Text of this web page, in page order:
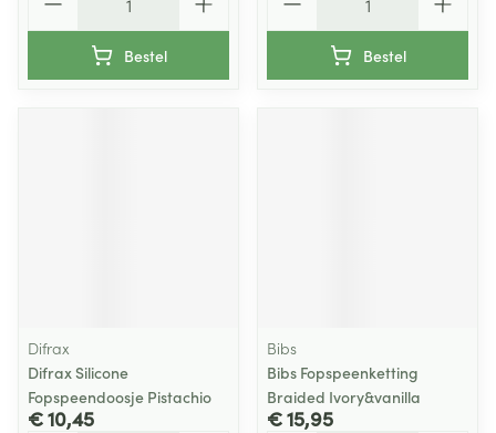
Bestel Bestel
Difrax
Difrax Silicone
Fopspeendoosje Pistachio
€ 10,45
Bibs
Bibs Fopspeenketting
Braided Ivory&vanilla
€ 15,95